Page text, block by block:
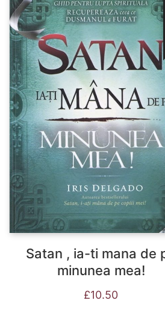
Satan , ia-ti mana de
minunea mea!
£10.50